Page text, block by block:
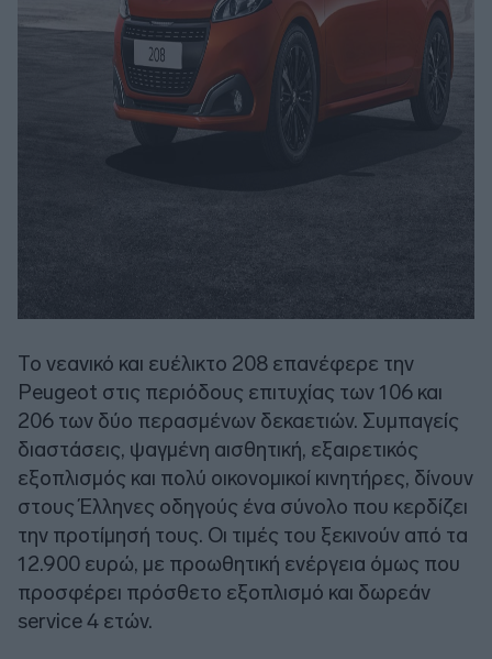
Το νεανικό και ευέλικτο 208 επανέφερε την
Peugeot στις περιόδους επιτυχίας των 106 και
206 των δύο περασμένων δεκαετιών. Συμπαγείς
διαστάσεις, ψαγμένη αισθητική, εξαιρετικός
εξοπλισμός και πολύ οικονομικοί κινητήρες, δίνουν
στους Έλληνες οδηγούς ένα σύνολο που κερδίζει
την προτίμησή τους. Οι τιμές του ξεκινούν από τα
12.900 ευρώ, με προωθητική ενέργεια όμως που
προσφέρει πρόσθετο εξοπλισμό και δωρεάν
service 4 ετών.